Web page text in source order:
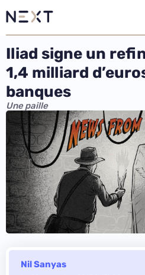
Iliad signe un
1,4 milliard
banques
Une paille
Nil Sanyas